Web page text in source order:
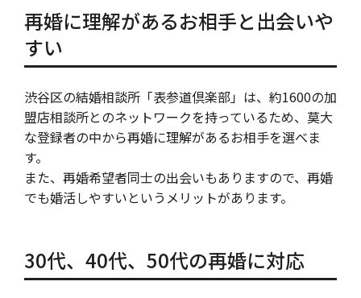
再婚に理解があるお相手と出会いや
すい
渋谷区の結婚相談所「表参道倶楽部」は、約1600の加
盟店相談所とのネットワークを持っているため、莫大
な登録者の中から再婚に理解があるお相手を選べま
す。
また、再婚希望者同士の出会いもありますので、再婚
でも婚活しやすいというメリットがあります。
30代、40代、50代の再婚に対応